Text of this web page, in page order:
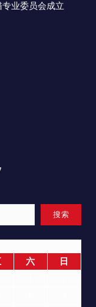
业委员会成立
搜索
六
日